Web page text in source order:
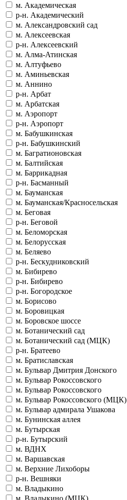
м. Академическая
р-н. Академический
м. Александровский сад
м. Алексеевская
р-н. Алексеевский
м. Алма-Атинская
м. Алтуфьево
м. Аминьевская
м. Аннино
р-н. Арбат
м. Арбатская
м. Аэропорт
р-н. Аэропорт
м. Бабушкинская
р-н. Бабушкинский
м. Багратионовская
м. Балтийская
м. Баррикадная
р-н. Басманный
м. Бауманская
м. Бауманская/Красносельская
м. Беговая
р-н. Беговой
м. Беломорская
м. Белорусская
м. Беляево
р-н. Бескудниковский
м. Бибирево
р-н. Бибирево
р-н. Богородское
м. Борисово
м. Боровицкая
м. Боровское шоссе
м. Ботанический сад
м. Ботанический сад (МЦК)
р-н. Братеево
м. Братиславская
м. Бульвар Дмитрия Донского
м. Бульвар Рокоссовского
м. Бульвар Рокоссовского
м. Бульвар Рокоссовского (МЦК)
м. Бульвар адмирала Ушакова
м. Бунинская аллея
м. Бутырская
р-н. Бутырский
м. ВДНХ
м. Варшавская
м. Верхние Лихоборы
р-н. Вешняки
м. Владыкино
м. Владыкино (МЦК)